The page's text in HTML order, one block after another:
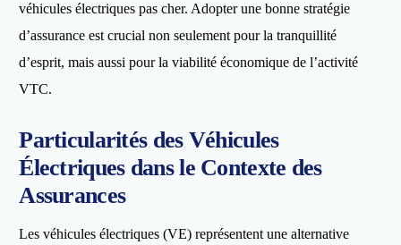
véhicules électriques pas cher. Adopter une bonne stratégie
d’assurance est crucial non seulement pour la tranquillité
d’esprit, mais aussi pour la viabilité économique de l’activité
VTC.
Particularités des Véhicules
Électriques dans le Contexte des
Assurances
Les véhicules électriques (VE) représentent une alternative